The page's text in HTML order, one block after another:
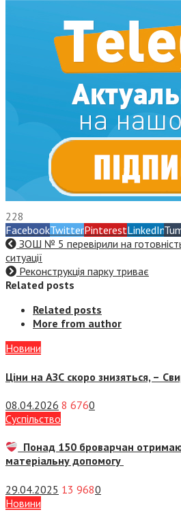
228
FacebookTwitterPinterestLinkedIn
ЗОШ № 5 перевірили на
ситуації
Реконструкція парку триває
Related posts
Related posts
More from author
Новини
Ціни на АЗС скоро знизяться, –
08.04.2026 8 6760
Суспiльство
Понад 150 броварчан
матеріальну допомогу
29.04.2025 13 9680
Новини